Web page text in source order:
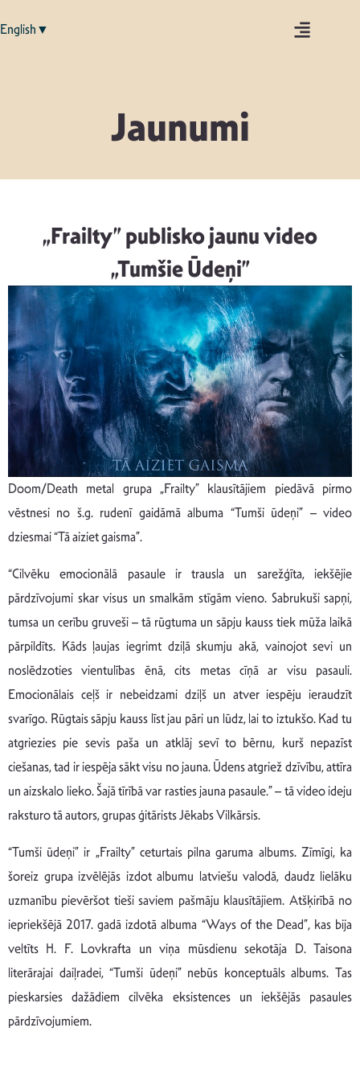
English▼
Jaunumi
„Frailty” publisko jaunu video
„Tumšie Ūdeņi”
Doom/Death metal grupa „Frailty” klausītājiem piedāvā pirmo
vēstnesi no š.g. rudenī gaidāmā albuma “Tumši ūdeņi” – video
dziesmai “Tā aiziet gaisma”.
“Cilvēku emocionālā pasaule ir trausla un sarežģīta, iekšējie
pārdzīvojumi skar visus un smalkām stīgām vieno. Sabrukuši sapņi,
tumsa un cerību gruveši – tā rūgtuma un sāpju kauss tiek mūža laikā
pārpildīts. Kāds ļaujas iegrimt dziļā skumju akā, vainojot sevi un
noslēdzoties vientulības ēnā, cits metas cīņā ar visu pasauli.
Emocionālais ceļš ir nebeidzami dziļš un atver iespēju ieraudzīt
svarīgo. Rūgtais sāpju kauss līst jau pāri un lūdz, lai to iztukšo. Kad tu
atgriezies pie sevis paša un atklāj sevī to bērnu, kurš nepazīst
ciešanas, tad ir iespēja sākt visu no jauna. Ūdens atgriež dzīvību, attīra
un aizskalo lieko. Šajā tīrībā var rasties jauna pasaule.” – tā video ideju
raksturo tā autors, grupas ģitārists Jēkabs Vilkārsis.
“Tumši ūdeņi” ir „Frailty” ceturtais pilna garuma albums. Zīmīgi, ka
šoreiz grupa izvēlējās izdot albumu latviešu valodā, daudz lielāku
uzmanību pievēršot tieši saviem pašmāju klausītājiem. Atšķirībā no
iepriekšējā 2017. gadā izdotā albuma “Ways of the Dead”, kas bija
veltīts H. F. Lovkrafta un viņa mūsdienu sekotāja D. Taisona
literārajai daiļradei, “Tumši ūdeņi” nebūs konceptuāls albums. Tas
pieskarsies dažādiem cilvēka eksistences un iekšējās pasaules
pārdzīvojumiem.